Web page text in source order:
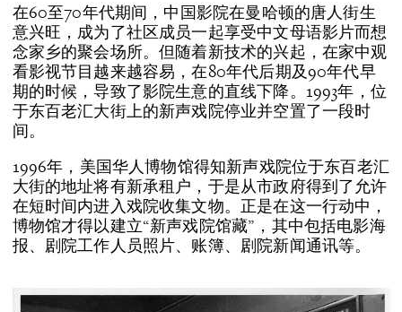
在60至70年代期间，中国影院在曼哈顿的唐人街生
意兴旺，成为了社区成员一起享受中文母语影片而想
念家乡的聚会场所。但随着新技术的兴起，在家中观
看影视节目越来越容易，在80年代后期及90年代早
期的时候，导致了影院生意的直线下降。1993年，位
于东百老汇大街上的新声戏院停业并空置了一段时
间。
1996年，美国华人博物馆得知新声戏院位于东百老汇
大街的地址将有新承租户，于是从市政府得到了允许
在短时间内进入戏院收集文物。正是在这一行动中，
博物馆才得以建立“新声戏院馆藏”，其中包括电影海
报、剧院工作人员照片、账簿、剧院新闻通讯等。